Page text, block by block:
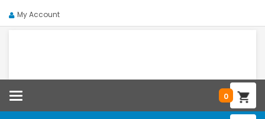
My Account
0